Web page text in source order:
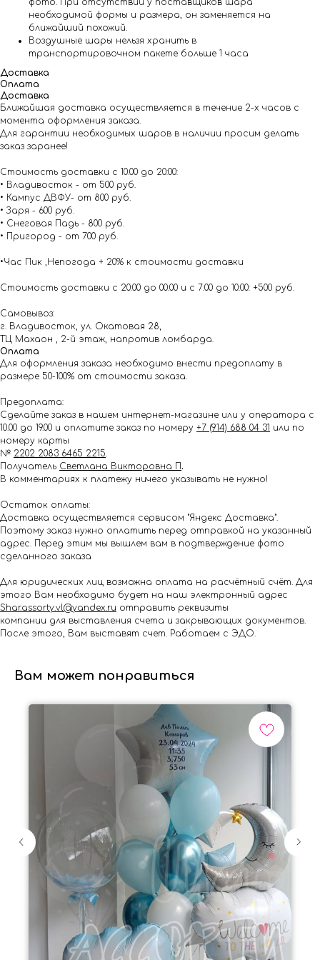
фото. При отсутствии у поставщиков шара
необходимой формы и размера, он заменяется на
ближайший похожий.
Воздушные шары нельзя хранить в
транспортировочном пакете больше 1 часа
Доставка
Оплата
Доставка
Ближайшая доставка осуществляется в течение 2-х часов с
момента оформления заказа.
Для гарантии необходимых шаров в наличии просим делать
заказ заранее!
Стоимость доставки с 10.00 до 20:00:
• Владивосток - от 500 руб.
• Кампус ДВФУ- от 800 руб.
• Заря - 600 руб.
• Снеговая Падь - 800 руб.
• Пригород - от 700 руб.
•Час Пик ,Непогода + 20% к стоимости доставки
Стоимость доставки с 20:00 до 00:00 и с 7:00 до 10:00: +500 руб.
Самовывоз:
г. Владивосток, ул. Окатовая 28,
ТЦ Махаон , 2-й этаж, напротив ломбарда.
Оплата
Для оформления заказа необходимо внести предоплату в
размере 50-100% от стоимости заказа.
Предоплата:
Сделайте заказ в нашем интернет-магазине или у оператора с
10.00 до 19.00 и оплатите заказ по номеру +7 (914) 688 04 31 или по
номеру карты
№ 2202 2083 6465 2215.
Получатель Светлана Викторовна П .
В комментариях к платежу ничего указывать не нужно!
Остаток оплаты:
Доставка осуществляется сервисом "Яндекс Доставка".
Поэтому заказ нужно оплатить перед отправкой на указанный
адрес. Перед этим мы вышлем вам в подтверждение фото
сделанного заказа
Для юридических лиц возможна оплата на расчётный счёт. Для
этого Вам необходимо будет на наш электронный адрес
Shar.assorty.vl@yandex.ru отправить реквизиты
компании для выставления счета и закрывающих документов.
После этого, Вам выставят счет. Работаем с ЭДО.
Вам может понравиться